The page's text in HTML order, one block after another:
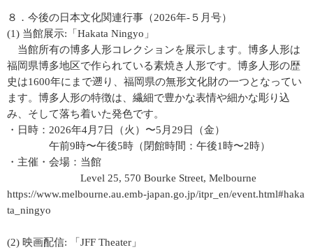
８．今後の日本文化関連行事（2026年-５月号）
(1) 当館展示:「Hakata Ningyo」
当館所有の博多人形コレクションを展示します。博多人形は
福岡県博多地区で作られている素焼き人形です。博多人形の歴
史は1600年にまで遡り、福岡県の無形文化財の一つとなってい
ます。博多人形の特徴は、繊細で豊かな表情や細かな彫り込
み、そして落ち着いた発色です。
・日時：2026年4月7日（火）〜5月29日（金）
午前9時〜午後5時（閉館時間：午後1時〜2時）
・主催・会場：当館
Level 25, 570 Bourke Street, Melbourne
https://www.melbourne.au.emb-japan.go.jp/itpr_en/event.html#haka
ta_ningyo
(2) 映画配信: 「JFF Theater」